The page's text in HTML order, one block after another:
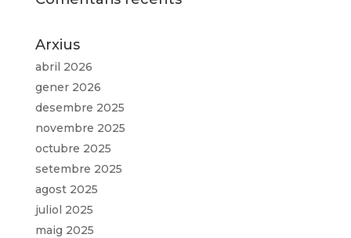
Arxius
abril 2026
gener 2026
desembre 2025
novembre 2025
octubre 2025
setembre 2025
agost 2025
juliol 2025
maig 2025